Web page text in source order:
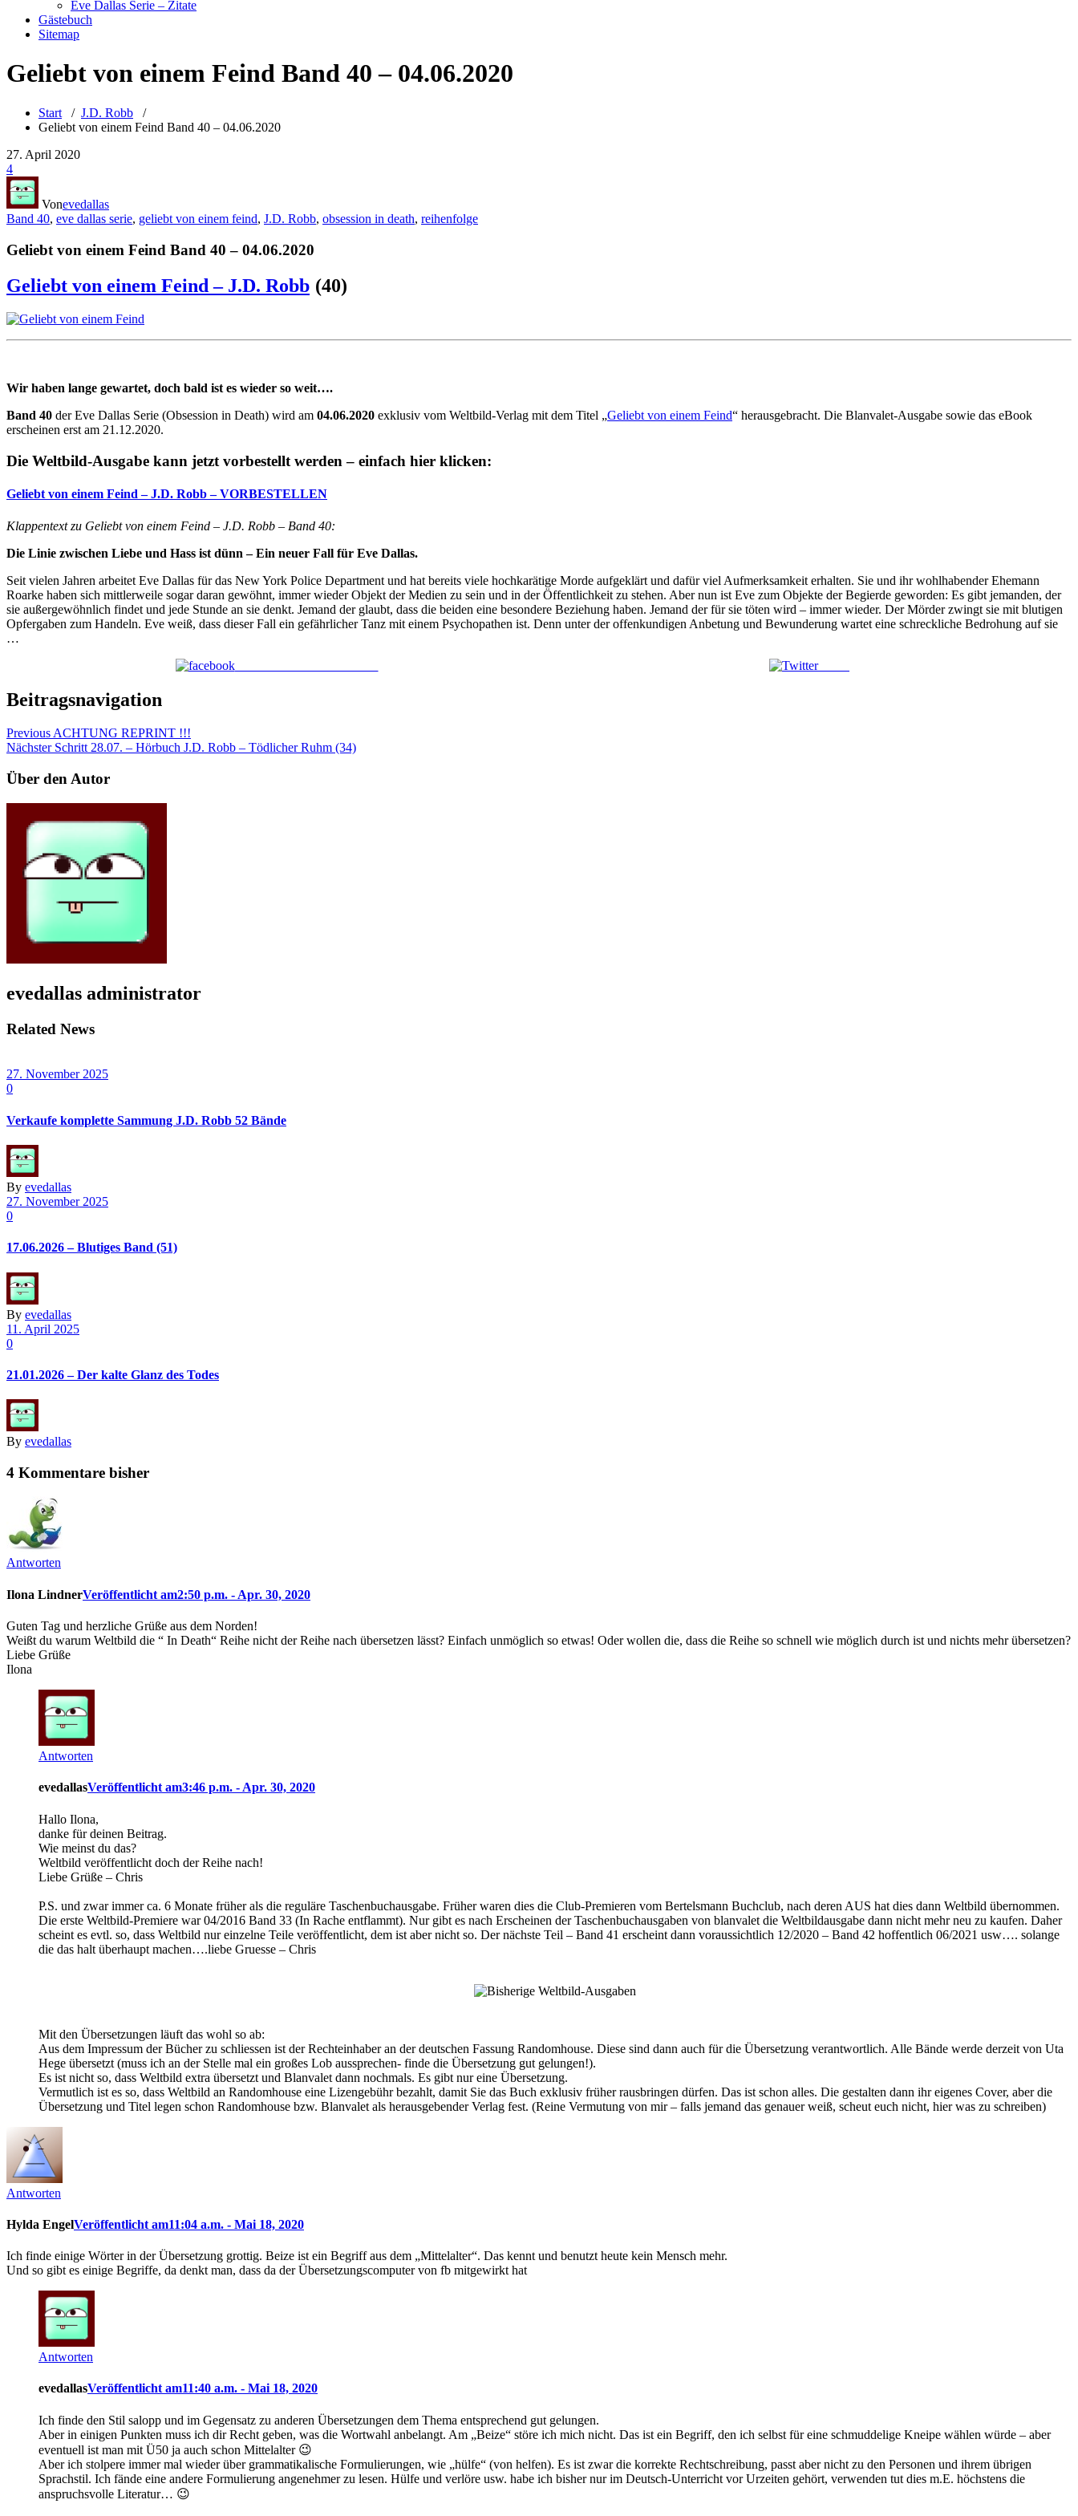
Eve Dallas Serie – Zitate
Gästebuch
Sitemap
Geliebt von einem Feind Band 40 – 04.06.2020
Start / J.D. Robb /
Geliebt von einem Feind Band 40 – 04.06.2020
27. April 2020
4
Vonevedallas
Band 40, eve dallas serie, geliebt von einem feind, J.D. Robb, obsession in death, reihenfolge
Geliebt von einem Feind Band 40 – 04.06.2020
Geliebt von einem Feind – J.D. Robb (40)
Wir haben lange gewartet, doch bald ist es wieder so weit….
Band 40 der Eve Dallas Serie (Obsession in Death) wird am 04.06.2020 exklusiv vom Weltbild-Verlag mit dem Titel „Geliebt von einem Feind“ herausgebracht. Die Blanvalet-Ausgabe sowie das eBook
erscheinen erst am 21.12.2020.
Die Weltbild-Ausgabe kann jetzt vorbestellt werden – einfach hier klicken:
Geliebt von einem Feind – J.D. Robb – VORBESTELLEN
Klappentext zu Geliebt von einem Feind – J.D. Robb – Band 40:
Die Linie zwischen Liebe und Hass ist dünn – Ein neuer Fall für Eve Dallas.
Seit vielen Jahren arbeitet Eve Dallas für das New York Police Department und hat bereits viele hochkarätige Morde aufgeklärt und dafür viel Aufmerksamkeit erhalten. Sie und ihr wohlhabender Ehemann
Roarke haben sich mittlerweile sogar daran gewöhnt, immer wieder Objekt der Medien zu sein und in der Öffentlichkeit zu stehen. Aber nun ist Eve zum Objekte der Begierde geworden: Es gibt jemanden, der
sie außergewöhnlich findet und jede Stunde an sie denkt. Jemand der glaubt, dass die beiden eine besondere Beziehung haben. Jemand der für sie töten wird – immer wieder. Der Mörder zwingt sie mit blutigen
Opfergaben zum Handeln. Eve weiß, dass dieser Fall ein gefährlicher Tanz mit einem Psychopathen ist. Denn unter der offenkundigen Anbetung und Bewunderung wartet eine schreckliche Bedrohung auf sie
…
Teile die Seite auf Facebook
Tweet
Beitragsnavigation
PreviousACHTUNG REPRINT !!!
Nächster Schritt 28.07. – Hörbuch J.D. Robb – Tödlicher Ruhm (34)
Über den Autor
evedallas administrator
Related News
27. November 2025
0
Verkaufe komplette Sammung J.D. Robb 52 Bände
By evedallas
27. November 2025
0
17.06.2026 – Blutiges Band (51)
By evedallas
11. April 2025
0
21.01.2026 – Der kalte Glanz des Todes
By evedallas
4 Kommentare bisher
Antworten
Ilona LindnerVeröffentlicht am2:50 p.m. - Apr. 30, 2020
Guten Tag und herzliche Grüße aus dem Norden!
Weißt du warum Weltbild die “ In Death“ Reihe nicht der Reihe nach übersetzen lässt? Einfach unmöglich so etwas! Oder wollen die, dass die Reihe so schnell wie möglich durch ist und nichts mehr übersetzen?
Liebe Grüße
Ilona
Antworten
evedallasVeröffentlicht am3:46 p.m. - Apr. 30, 2020
Hallo Ilona,
danke für deinen Beitrag.
Wie meinst du das?
Weltbild veröffentlicht doch der Reihe nach!
Liebe Grüße – Chris
P.S. und zwar immer ca. 6 Monate früher als die reguläre Taschenbuchausgabe. Früher waren dies die Club-Premieren vom Bertelsmann Buchclub, nach deren AUS hat dies dann Weltbild übernommen.
Die erste Weltbild-Premiere war 04/2016 Band 33 (In Rache entflammt). Nur gibt es nach Erscheinen der Taschenbuchausgaben von blanvalet die Weltbildausgabe dann nicht mehr neu zu kaufen. Daher
scheint es evtl. so, dass Weltbild nur einzelne Teile veröffentlicht, dem ist aber nicht so. Der nächste Teil – Band 41 erscheint dann voraussichtlich 12/2020 – Band 42 hoffentlich 06/2021 usw…. solange
die das halt überhaupt machen….liebe Gruesse – Chris
Mit den Übersetzungen läuft das wohl so ab:
Aus dem Impressum der Bücher zu schliessen ist der Rechteinhaber an der deutschen Fassung Randomhouse. Diese sind dann auch für die Übersetzung verantwortlich. Alle Bände werde derzeit von Uta
Hege übersetzt (muss ich an der Stelle mal ein großes Lob aussprechen- finde die Übersetzung gut gelungen!).
Es ist nicht so, dass Weltbild extra übersetzt und Blanvalet dann nochmals. Es gibt nur eine Übersetzung.
Vermutlich ist es so, dass Weltbild an Randomhouse eine Lizengebühr bezahlt, damit Sie das Buch exklusiv früher rausbringen dürfen. Das ist schon alles. Die gestalten dann ihr eigenes Cover, aber die
Übersetzung und Titel legen schon Randomhouse bzw. Blanvalet als herausgebender Verlag fest. (Reine Vermutung von mir – falls jemand das genauer weiß, scheut euch nicht, hier was zu schreiben)
Antworten
Hylda EngelVeröffentlicht am11:04 a.m. - Mai 18, 2020
Ich finde einige Wörter in der Übersetzung grottig. Beize ist ein Begriff aus dem „Mittelalter“. Das kennt und benutzt heute kein Mensch mehr.
Und so gibt es einige Begriffe, da denkt man, dass da der Übersetzungscomputer von fb mitgewirkt hat
Antworten
evedallasVeröffentlicht am11:40 a.m. - Mai 18, 2020
Ich finde den Stil salopp und im Gegensatz zu anderen Übersetzungen dem Thema entsprechend gut gelungen.
Aber in einigen Punkten muss ich dir Recht geben, was die Wortwahl anbelangt. Am „Beize“ störe ich mich nicht. Das ist ein Begriff, den ich selbst für eine schmuddelige Kneipe wählen würde – aber
eventuell ist man mit Ü50 ja auch schon Mittelalter 😉
Aber ich stolpere immer mal wieder über grammatikalische Formulierungen, wie „hülfe“ (von helfen). Es ist zwar die korrekte Rechtschreibung, passt aber nicht zu den Personen und ihrem übrigen
Sprachstil. Ich fände eine andere Formulierung angenehmer zu lesen. Hülfe und verlöre usw. habe ich bisher nur im Deutsch-Unterricht vor Urzeiten gehört, verwenden tut dies m.E. höchstens die
anspruchsvolle Literatur… 😉